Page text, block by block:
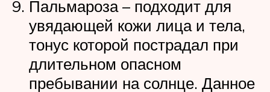
Пальмароза – подходит для
увядающей кожи лица и тела,
тонус которой пострадал при
длительном опасном
пребывании на солнце. Данное